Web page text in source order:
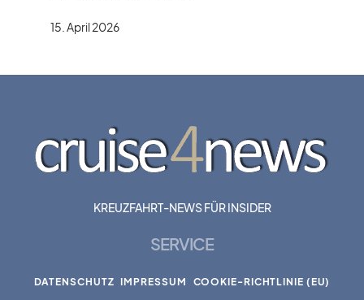
15. April 2026
KREUZFAHRT-NEWS FÜR INSIDER
SERVICE
DATENSCHUTZ IMPRESSUM COOKIE-RICHTLINIE (EU)